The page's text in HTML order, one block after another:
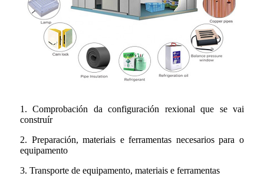
1. Comprobación da configuración rexional que se vai
construír
2. Preparación, materiais e ferramentas necesarios para o
equipamento
3. Transporte de equipamento, materiais e ferramentas